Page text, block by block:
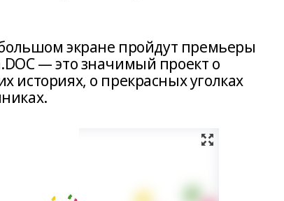
экране пройдут премьеры
— это значимый проект о
историях, о прекрасных уголках